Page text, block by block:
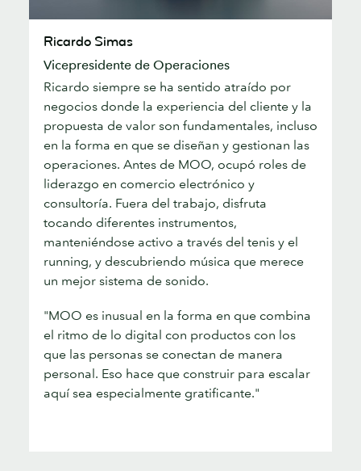
Simas
Ricardo Simas
Vicepresidente de Operaciones
Ricardo siempre se ha sentido atraído por
negocios donde la experiencia del cliente y la
propuesta de valor son fundamentales, incluso
en la forma en que se diseñan y gestionan las
operaciones. Antes de MOO, ocupó roles de
liderazgo en comercio electrónico y
consultoría. Fuera del trabajo, disfruta
tocando diferentes instrumentos,
manteniéndose activo a través del tenis y el
running, y descubriendo música que merece
un mejor sistema de sonido.
"MOO es inusual en la forma en que combina
el ritmo de lo digital con productos con los
que las personas se conectan de manera
personal. Eso hace que construir para escalar
aquí sea especialmente gratificante."